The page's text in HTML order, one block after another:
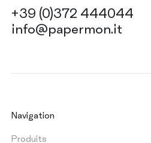
+39 (0)372 444044
info@papermon.it
Navigation
Produits